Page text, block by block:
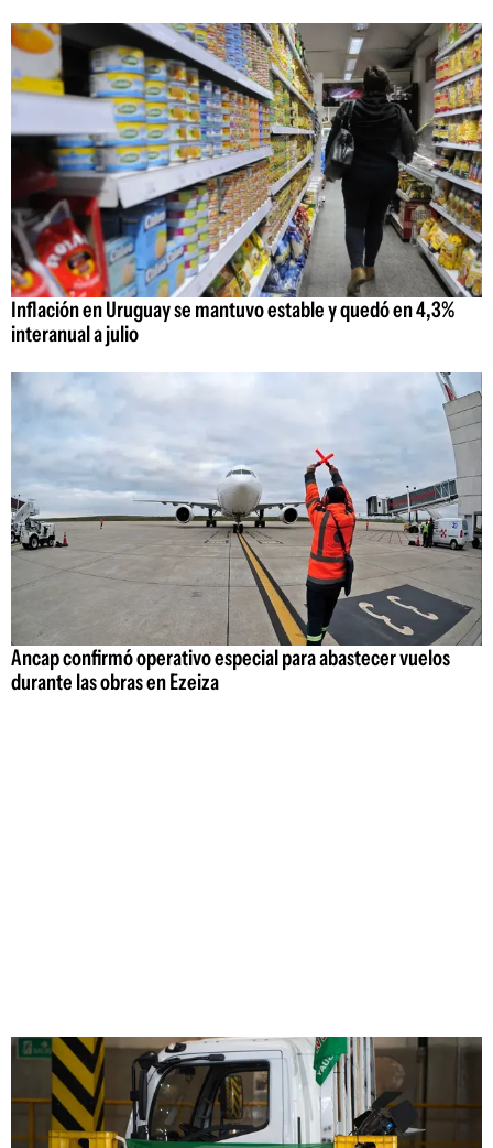
Inflación en Uruguay se mantuvo estable y quedó en 4,3%
interanual a julio
Ancap confirmó operativo especial para abastecer vuelos
durante las obras en Ezeiza